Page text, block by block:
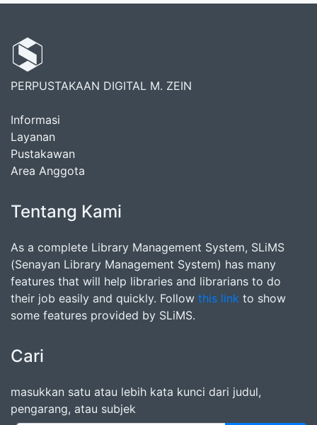
PERPUSTAKAAN DIGITAL M. ZEIN
Informasi
Layanan
Pustakawan
Area Anggota
Tentang Kami
As a complete Library Management System, SLiMS
(Senayan Library Management System) has many
features that will help libraries and librarians to do
their job easily and quickly. Follow this link to show
some features provided by SLiMS.
Cari
masukkan satu atau lebih kata kunci dari judul,
pengarang, atau subjek